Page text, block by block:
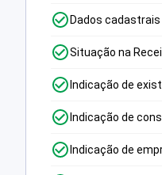
Dados
Situação na
Indicação de
Indicação de
Indicação de